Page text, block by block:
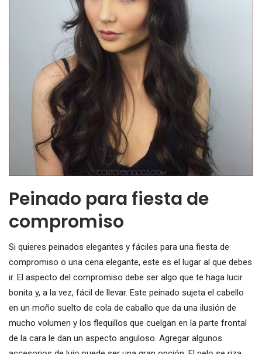
Peinado para fiesta de
compromiso
Si quieres peinados elegantes y fáciles para una fiesta de
compromiso o una cena elegante, este es el lugar al que debes
ir. El aspecto del compromiso debe ser algo que te haga lucir
bonita y, a la vez, fácil de llevar. Este peinado sujeta el cabello
en un moño suelto de cola de caballo que da una ilusión de
mucho volumen y los flequillos que cuelgan en la parte frontal
de la cara le dan un aspecto anguloso. Agregar algunos